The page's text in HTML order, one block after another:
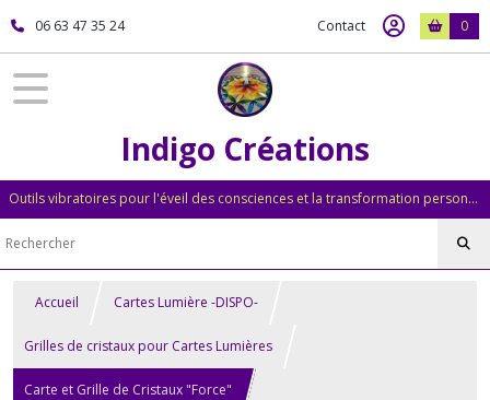
06 63 47 35 24 Contact 0
Indigo Créations
Outils vibratoires pour l'éveil des consciences et la transformation personnelle
Accueil Cartes Lumière -DISPO-
Grilles de cristaux pour Cartes Lumières
Carte et Grille de Cristaux "Force"